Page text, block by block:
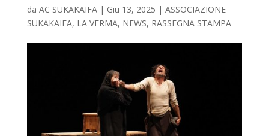
da AC SUKAKAIFA| Giu 13, 2025 | ASSOCIAZIONE
SUKAKAIFA, LA VERMA, NEWS, RASSEGNA STAMPA